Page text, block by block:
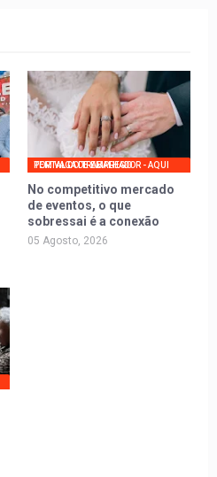
PORTAL DO TRABALHADOR - AQUI TEM VAGA DE EMPREGO
No competitivo mercado
de eventos, o que
sobressai é a conexão
05 Agosto, 2026